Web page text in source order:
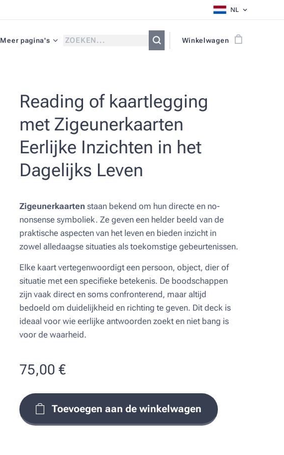
NL
Meer pagina's Winkelwagen
Reading of kaartlegging
met Zigeunerkaarten
Eerlijke Inzichten in het
Dagelijks Leven
Zigeunerkaarten staan bekend om hun directe en no-
nonsense symboliek. Ze geven een helder beeld van de
praktische aspecten van het leven en bieden inzicht in
zowel alledaagse situaties als toekomstige gebeurtenissen.
Elke kaart vertegenwoordigt een persoon, object, dier of
situatie met een specifieke betekenis. De boodschappen
zijn vaak direct en soms confronterend, maar altijd
bedoeld om duidelijkheid en richting te geven. Dit deck is
ideaal voor wie eerlijke antwoorden zoekt en niet bang is
voor de waarheid.
75,00 €
Toevoegen aan de winkelwagen